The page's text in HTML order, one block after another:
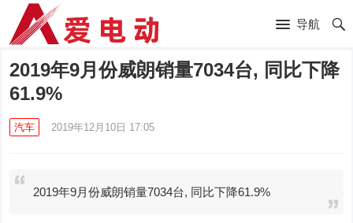
导航
2019年9月份威朗销量7034台, 同比下降
61.9%
汽车 2019年12月10日 17:05
2019年9月份威朗销量7034台, 同比下降61.9%